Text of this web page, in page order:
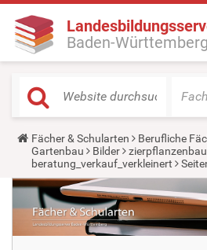
Baden-Württemberg
Y
o
u
a
r
h
e
r
Fächer & Schularten
Berufliche
Gartenbau
Bilder
zierpflanzenbau
beratung_verkauf_verkleinert